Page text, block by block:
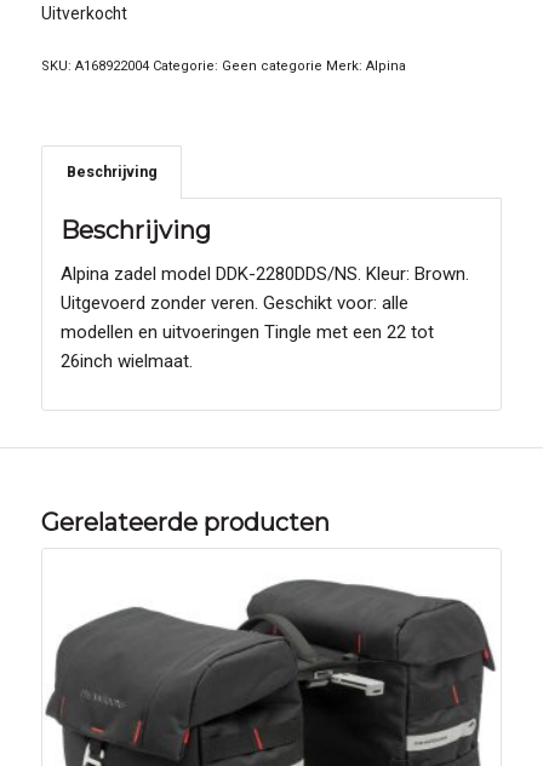
Uitverkocht
SKU: A168922004 Categorie: Geen categorie Merk: Alpina
Beschrijving
Beschrijving
Alpina zadel model DDK-2280DDS/NS. Kleur: Brown.
Uitgevoerd zonder veren. Geschikt voor: alle
modellen en uitvoeringen Tingle met een 22 tot
26inch wielmaat.
Gerelateerde producten